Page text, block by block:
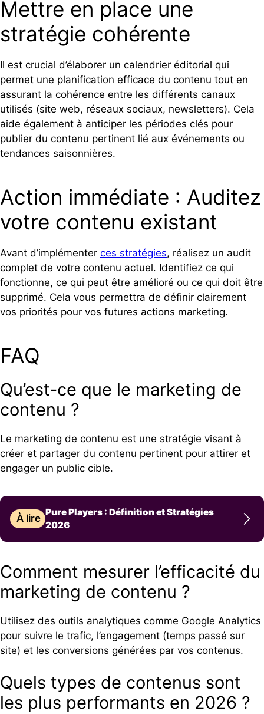
Mettre en place une
stratégie cohérente
Il est crucial d’élaborer un calendrier éditorial qui
permet une planification efficace du contenu tout en
assurant la cohérence entre les différents canaux
utilisés (site web, réseaux sociaux, newsletters). Cela
aide également à anticiper les périodes clés pour
publier du contenu pertinent lié aux événements ou
tendances saisonnières.
Action immédiate : Auditez
votre contenu existant
Avant d’implémenter ces stratégies, réalisez un audit
complet de votre contenu actuel. Identifiez ce qui
fonctionne, ce qui peut être amélioré ou ce qui doit être
supprimé. Cela vous permettra de définir clairement
vos priorités pour vos futures actions marketing.
FAQ
Qu’est-ce que le marketing de
contenu ?
Le marketing de contenu est une stratégie visant à
créer et partager du contenu pertinent pour attirer et
engager un public cible.
À lire
Pure Players : Définition et Stratégies
2026
Comment mesurer l’efficacité du
marketing de contenu ?
Utilisez des outils analytiques comme Google Analytics
pour suivre le trafic, l’engagement (temps passé sur
site) et les conversions générées par vos contenus.
Quels types de contenus sont
les plus performants en 2026 ?